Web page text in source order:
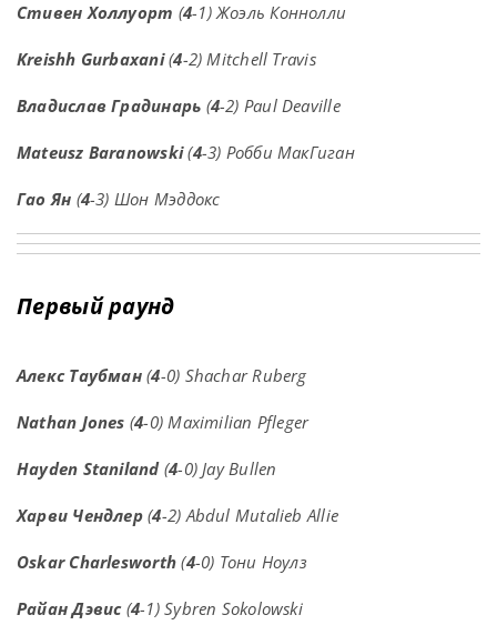
Стивен Холлуорт (4-1) Жоэль Коннолли
Kreishh Gurbaxani(4-2) Mitchell Travis
Владислав Градинарь (4-2) Paul Deaville
Mateusz Baranowski(4-3) Робби МакГиган
Гао Ян (4-3) Шон Мэддокс
Первый раунд
Алекс Таубман(4-0) Shachar Ruberg
Nathan Jones (4-0) Maximilian Pfleger
Hayden Staniland(4-0) Jay Bullen
Харви Чендлер(4-2) Abdul Mutalieb Allie
Oskar Charlesworth (4-0) Тони Ноулз
Райан Дэвис(4-1) Sybren Sokolowski